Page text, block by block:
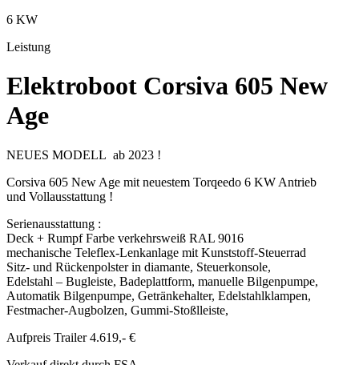
6 KW
Leistung
Elektroboot Corsiva 605 New
Age
NEUES MODELL ab 2023 !
Corsiva 605 New Age mit neuestem Torqeedo 6 KW Antrieb
und Vollausstattung !
Serienausstattung :
Deck + Rumpf Farbe verkehrsweiß RAL 9016
mechanische Teleflex-Lenkanlage mit Kunststoff-Steuerrad
Sitz- und Rückenpolster in diamante, Steuerkonsole,
Edelstahl – Bugleiste, Badeplattform, manuelle Bilgenpumpe,
Automatik Bilgenpumpe, Getränkehalter, Edelstahlklampen,
Festmacher-Augbolzen, Gummi-Stoßlleiste,
Aufpreis Trailer 4.619,- €